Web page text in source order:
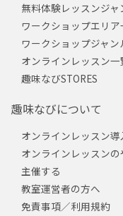
無料体験レッスンジャ
ワークショップエリア
ワークショップジャン
オンラインレッスン一
趣味なびSTORES
趣味なびについて
オンラインレッスン
オンラインレッスン
主催する
教室運営者の方へ
免責事項／利用規約